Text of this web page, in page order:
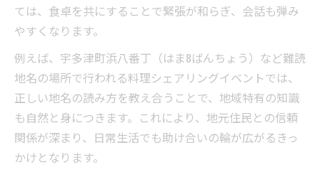
宇多津町浜の読み方が信頼構築の第一歩
飲食を通じた地域コミュニティ形成の秘訣
飲食が生む地域コミュニティの強い結びつ
き
料理シェアリングで築く信頼と連携のコツ
宇多津町で飲食を活用した交流事例の紹介
飲食が地域活性化を支える理由とは
料理シェアリングで始まる新しい出会い
ては、食卓を共にすることで緊張が和らぎ、会話も弾み
やすくなります。
例えば、宇多津町浜八番丁（はま8ばんちょう）など難読
地名の場所で行われる料理シェアリングイベントでは、
正しい地名の読み方を教え合うことで、地域特有の知識
も自然と身につきます。これにより、地元住民との信頼
関係が深まり、日常生活でも助け合いの輪が広がるきっ
かけとなります。